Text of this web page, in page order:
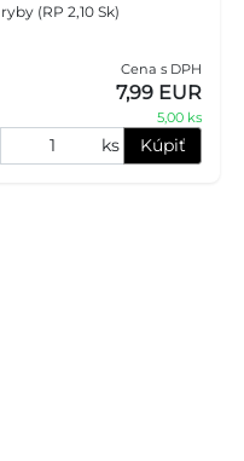
ryby (RP 2,10 Sk)
Cena s DPH
7,99 EUR
5,00 ks
ks Kúpiť